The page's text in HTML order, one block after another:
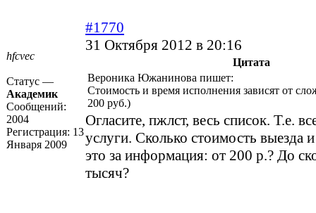
hfcvec
Статус —
Академик
Сообщений:
2004
Регистрация: 13
Января 2009
#1770
31 Октября 2012 в 20:16
Цитата
Вероника Южанинова пишет:
Стоимость и время исполнения зависят от
200 руб.)
Огласите, пжлст, весь список. Т.е.
услуги. Сколько стоимость выезда
это за информация: от 200 р.? До
тысяч?